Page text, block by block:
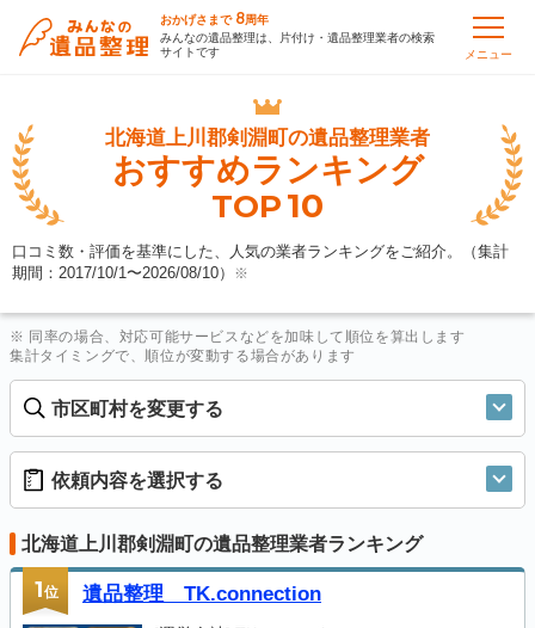
おかげさまで 8周年
みんなの遺品整理は、片付け・遺品整理業者の検索
サイトです
メニュー
北海道上川郡剣淵町の遺品整理業者
おすすめランキング
TOP10
口コミ数・評価を基準にした、人気の業者ランキングをご紹介。（集計
期間：2017/10/1〜2026/08/10） ※
※ 同率の場合、対応可能サービスなどを加味して順位を算出します
集計タイミングで、順位が変動する場合があります
市区町村を変更する
依頼内容を選択する
北海道上川郡剣淵町の遺品整理業者ランキング
1位 遺品整理 TK.connection